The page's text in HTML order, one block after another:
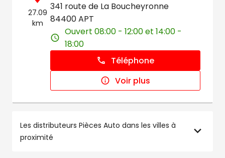
27.09
km
341 route de La Boucheyronne
84400 APT
Ouvert 08:00 - 12:00 et 14:00 -
18:00
Téléphone
Voir plus
Les distributeurs Pièces Auto dans les villes à
proximité